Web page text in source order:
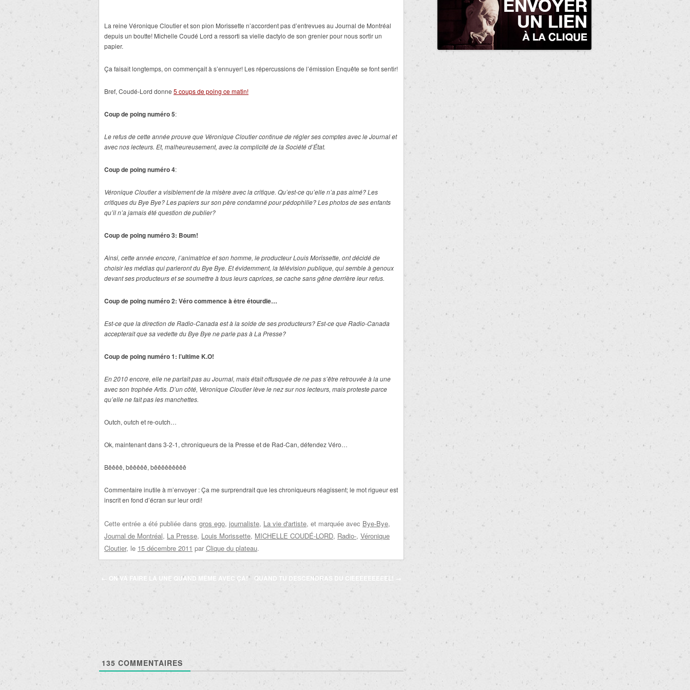
La reine Véronique Cloutier et son pion Morissette n’accordent pas d’entrevues au Journal de Montréal
depuis un boutte! Michelle Coudé Lord a ressorti sa vielle dactylo de son grenier pour nous sortir un
papier.
Ça faisait longtemps, on commençait à s’ennuyer! Les répercussions de l’émission Enquête se font sentir!
Bref, Coudé-Lord donne 5 coups de poing ce matin!
Coup de poing numéro 5:
Le refus de cette année prouve que Véronique Cloutier continue de régler ses comptes avec le Journal et
avec nos lecteurs. Et, malheureusement, avec la complicité de la Société d’État.
Coup de poing numéro 4:
Véronique Cloutier a visiblement de la misère avec la critique. Qu’est-ce qu’elle n’a pas aimé? Les
critiques du Bye Bye? Les papiers sur son père condamné pour pédophilie? Les photos de ses enfants
qu’il n’a jamais été question de publier?
Coup de poing numéro 3: Boum!
Ainsi, cette année encore, l’animatrice et son homme, le producteur Louis Morissette, ont décidé de
choisir les médias qui parleront du Bye Bye. Et évidemment, la télévision publique, qui semble à genoux
devant ses producteurs et se soumettre à tous leurs caprices, se cache sans gêne derrière leur refus.
Coup de poing numéro 2: Véro commence à être étourdie…
Est-ce que la direction de Radio-Canada est à la solde de ses producteurs? Est-ce que Radio-Canada
accepterait que sa vedette du Bye Bye ne parle pas à La Presse?
Coup de poing numéro 1: l’ultime K.O!
En 2010 encore, elle ne parlait pas au Journal, mais était offusquée de ne pas s’être retrouvée à la une
avec son trophée Artis. D’un côté, Véronique Cloutier lève le nez sur nos lecteurs, mais proteste parce
qu’elle ne fait pas les manchettes.
Outch, outch et re-outch…
Ok, maintenant dans 3-2-1, chroniqueurs de la Presse et de Rad-Can, défendez Véro…
Bêêêê, bêêêêê, bêêêêêêêêê
Commentaire inutile à m’envoyer : Ça me surprendrait que les chroniqueurs réagissent; le mot rigueur est
inscrit en fond d’écran sur leur ordi!
Cette entrée a été publiée dans gros ego, journaliste, La vie d'artiste, et marquée avec Bye-Bye,
Journal de Montréal, La Presse, Louis Morissette, MICHELLE COUDÉ-LORD, Radio-, Véronique
Cloutier, le 15 décembre 2011 par Clique du plateau.
Navigation
← ON VA FAIRE LA UNE QUAND MÊME AVEC ÇA! QUAND TU DESCENDRAS DU CIEEEEEEEEEL! →
135 COMMENTAIRES